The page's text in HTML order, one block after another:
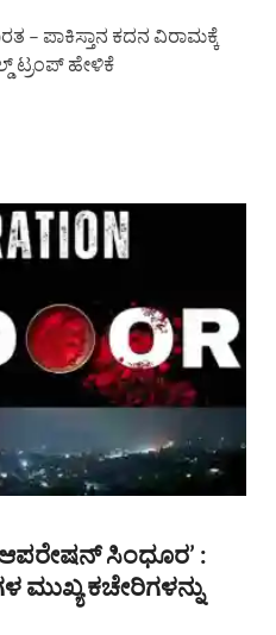
– ಪಾಕಿಸ್ತಾನ ಕದನ ವಿರಾಮಕ್ಕೆ
ಟ್ರಂಪ್ ಹೇಳಿಕೆ
ಸಿಂಧೂರ’ :
ಕಚೇರಿಗಳನ್ನು